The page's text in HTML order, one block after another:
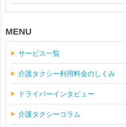
MENU
サービス一覧
介護タクシー利用料金のしくみ
ドライバーインタビュー
介護タクシーコラム